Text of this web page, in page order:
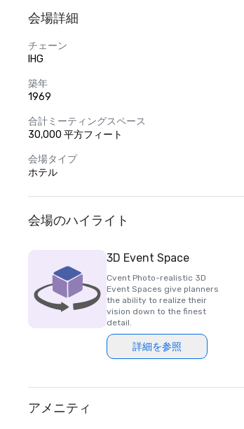
会場詳細
チェーン
IHG
築年
1969
合計ミーティングスペース
30,000 平方フィート
会場タイプ
ホテル
会場のハイライト
3D Event Space
Cvent Photo-realistic 3D
Event Spaces give planners
the ability to realize their
vision down to the finest
detail.
詳細を参照
アメニティ